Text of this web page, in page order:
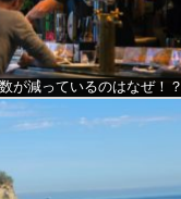
が減っているのはなぜ！？